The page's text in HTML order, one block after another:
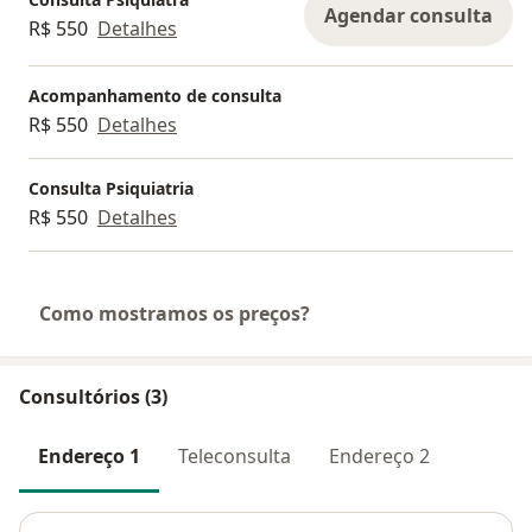
R$ 550 Detalhes Agendar consulta
Acompanhamento de consulta
R$ 550 Detalhes
Consulta Psiquiatria
R$ 550 Detalhes
Como mostramos os preços?
Consultórios (3)
Endereço 1 Teleconsulta Endereço 2